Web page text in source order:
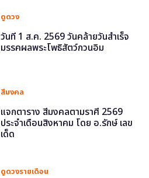
ดูดวง
วันที่ 1 ส.ค. 2569 วันคล้ายวันสำเร็จ
มรรคผลพระโพธิสัตว์กวนอิม
สีมงคล
แจกตาราง สีมงคลตามราศี 2569
ประจำเดือนสิงหาคม โดย อ.รักษ์ เลข
เด็ด
ดูดวงรายเดือน